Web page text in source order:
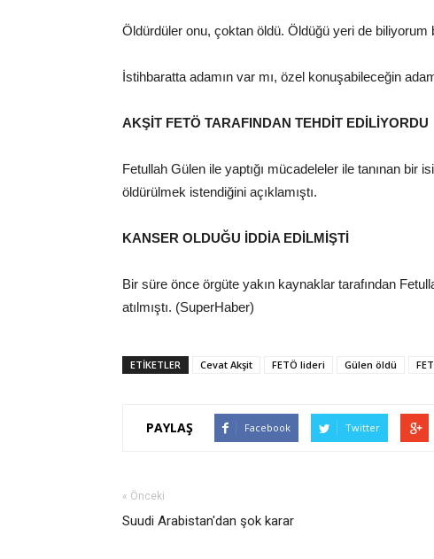
Öldürdüler onu, çoktan öldü. Öldüğü yeri de
İstihbaratta adamın var mı, özel konuşabileceğin
AKŞİT FETÖ TARAFINDAN TEHDİT EDİLİYORDU
Fetullah Gülen ile yaptığı mücadeleler ile tanınan bir
öldürülmek istendiğini açıklamıştı.
KANSER OLDUĞU İDDİA EDİLMİŞTİ
Bir süre önce örgüte yakın kaynaklar tarafından
atılmıştı. (SuperHaber)
ETİKETLER Cevat Akşit FETÖ lideri Gülen öldü
PAYLAŞ Facebook Twitter
« Önceki
Suudi Arabistan'dan şok karar